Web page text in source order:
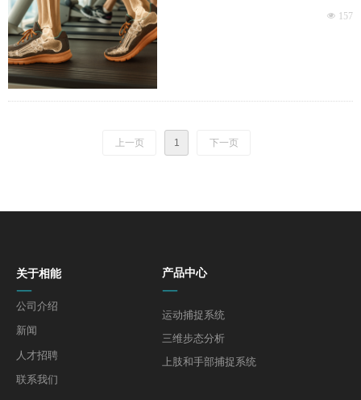
发挥着关键作用。通过分析生物力
划，并随着时间推移监测患者的恢
复情况。
넶 157
上一页 1 下一页
公司介绍
新闻
人才招聘
联系我们
关于相能
—
产品中心
—
运动捕捉系统
三维步态分析
上肢和手部捕捉系统